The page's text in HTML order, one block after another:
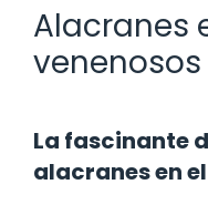
Alacranes
La fascinante
alacranes en